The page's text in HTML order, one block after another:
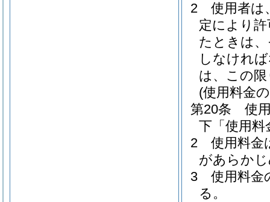
2
使用者は
定により
たときは
しなけれ
は、この
(使用料金
第20条
使
下「使用料
2
使用料金
があらか
3
使用料金
る。